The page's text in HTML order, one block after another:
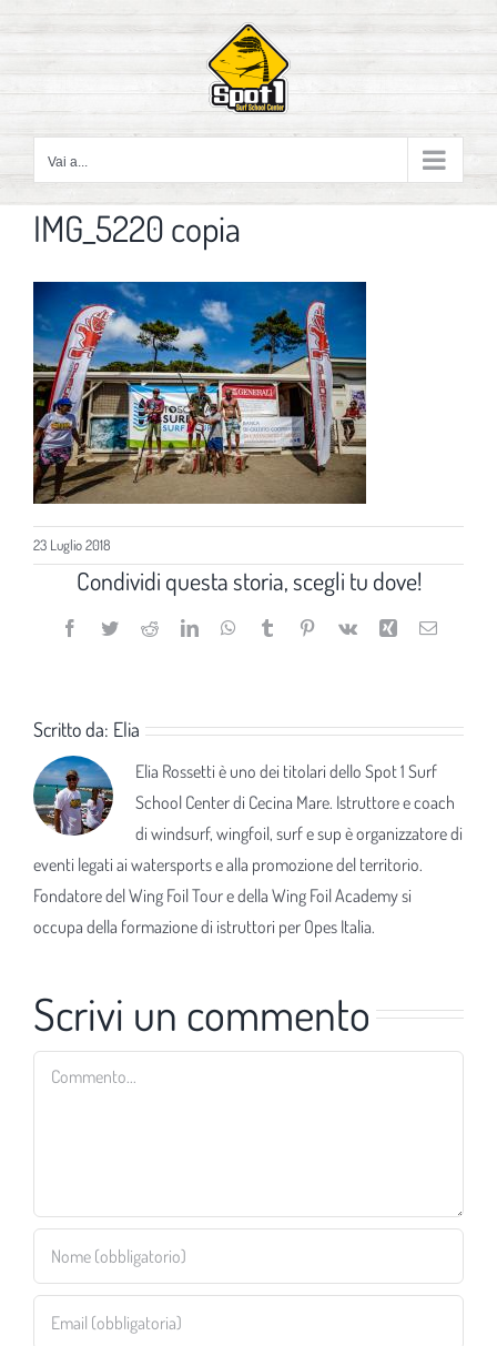
contenuto
Vai a...
IMG_5220 copia
23 Luglio 2018
Condividi questa storia, scegli tu dove!
Facebook
TwitterRedditLinkedInWhatsApp
TumblrPinterest
Vk Xing Email
Scritto da: Elia
Elia Rossetti è uno dei titolari dello Spot 1 Surf
School Center di Cecina Mare. Istruttore e coach
di windsurf, wingfoil, surf e sup è organizzatore di
eventi legati ai watersports e alla promozione del territorio.
Fondatore del Wing Foil Tour e della Wing Foil Academy si
occupa della formazione di istruttori per Opes Italia.
Scrivi un commento
Commento